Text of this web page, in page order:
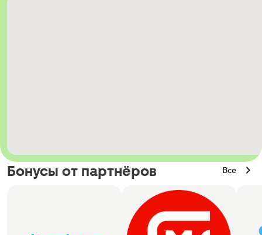
Бонусы от партнёров Все